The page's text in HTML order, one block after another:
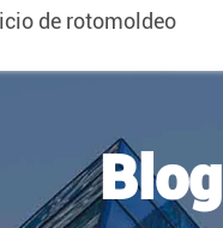
de rotomoldeo
Blog